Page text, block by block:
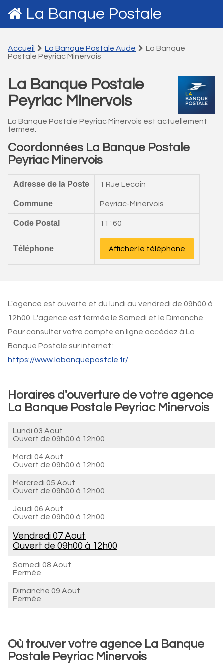
La Banque Postale
Accueil La Banque Postale Aude
La Banque
Postale Peyriac Minervois
La Banque Postale
Peyriac Minervois
La Banque Postale Peyriac Minervois est actuellement
fermée.
Coordonnées La Banque Postale
Peyriac Minervois
Adresse de la Poste 1 Rue Lecoin
Commune Peyriac-Minervois
Code Postal 11160
Téléphone Afficher le téléphone
L'agence est ouverte et du lundi au vendredi de 09h00 à
12h00. L'agence est fermée le Samedi et le Dimanche.
Pour consulter votre compte en ligne accédez à La
Banque Postale sur internet :
https://www.labanquepostale.fr/
Horaires d'ouverture de votre agence
La Banque Postale Peyriac Minervois
Lundi 03 Aout
Ouvert de 09h00 à 12h00
Mardi 04 Aout
Ouvert de 09h00 à 12h00
Mercredi 05 Aout
Ouvert de 09h00 à 12h00
Jeudi 06 Aout
Ouvert de 09h00 à 12h00
Vendredi 07 Aout
Ouvert de 09h00 à 12h00
Samedi 08 Aout
Fermée
Dimanche 09 Aout
Fermée
Où trouver votre agence La Banque
Postale Peyriac Minervois